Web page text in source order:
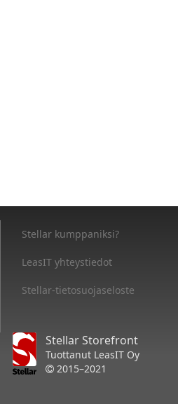
Stellar kumppaniksi?
LeasIT yhteystiedot
Stellar-tietosuojaseloste
Stellar Storefront
Tuottanut LeasIT Oy
2015–2021